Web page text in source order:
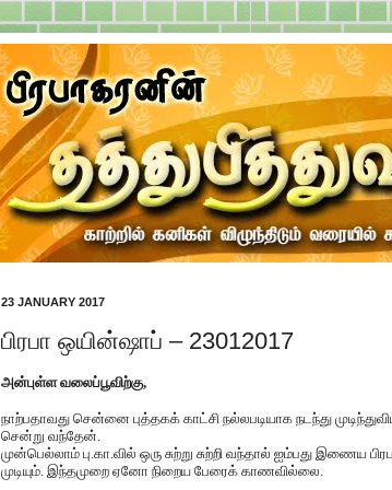
23 JANUARY 2017
பிரபா ஒயின்ஷாப் – 23012017
அன்புள்ள வலைப்பூவிற்கு,
நாற்பதாவது சென்னை புத்தகக் காட்சி நல்லபடியாக நடந்து
சென்று வந்தேன்
முன்பெல்லாம் பு.கா.வில் ஒரு சுற்று சுற்றி வந்தால் ஐம்பது இணைய
முடியும். இந்தமுறை ஏனோ நிறைய பேரைக் காணவில்லை.